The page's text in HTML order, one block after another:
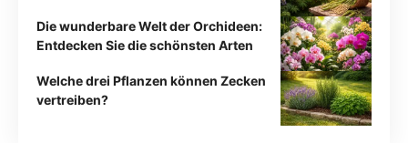
Die wunderbare Welt der Orchideen:
Entdecken Sie die schönsten Arten
Welche drei Pflanzen können Zecken
vertreiben?